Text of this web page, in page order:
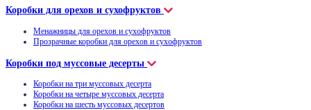
Коробки для орехов и сухофруктов
Менажницы для орехов и сухофруктов
Прозрачные коробки для орехов и сухофруктов
Коробки под муссовые десерты
Коробки на три муссовых десерта
Коробки на четыре муссовых десерта
Коробки на шесть муссовых десертов